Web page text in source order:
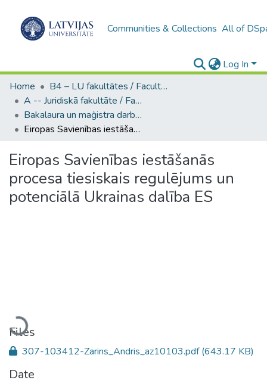
Communities & Collections All of
Log In
Home
B4 – LU fakultātes / Faculties of the UL
A -- Juridiskā fakultāte / Faculty of Law
Bakalaura un maģistra darbi (JF) / Bachelor's and Master's theses
Eiropas Savienības iestāšanās procesa tiesiskais regulējums un potenciālā Ukrainas dalība ES
Eiropas Savienības iestāšanās
procesa tiesiskais regulējums un
potenciālā Ukrainas dalība ES
Loading...
Files
307-103412-Zarins_Andris_az10103.pdf(643.17 KB)
Date